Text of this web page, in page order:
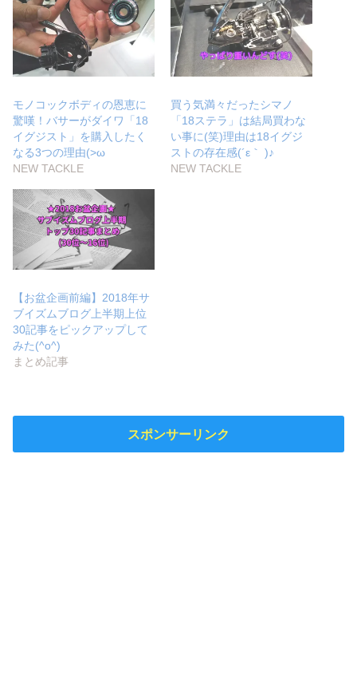
モノコックボディの恩恵に
驚嘆！バサーがダイワ「18
イグジスト」を購入したく
なる3つの理由(>ω
NEW TACKLE
買う気満々だったシマノ
「18ステラ」は結局買わな
い事に(笑)理由は18イグジ
ストの存在感(´ε｀ )♪
NEW TACKLE
【お盆企画前編】2018年サ
ブイズムブログ上半期上位
30記事をピックアップして
みた(^o^)
まとめ記事
スポンサーリンク